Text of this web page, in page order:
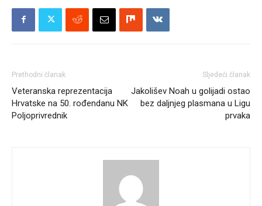
Prethodni članak
Veteranska reprezentacija
Hrvatske na 50. rođendanu NK
Poljoprivrednik
Sljedeći članak
Jakolišev Noah u golijadi ostao
bez daljnjeg plasmana u Ligu
prvaka